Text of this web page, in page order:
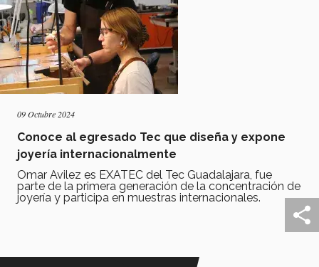
09 Octubre 2024
Conoce al egresado Tec que diseña y expone
joyería internacionalmente
Omar Avilez es EXATEC del Tec Guadalajara, fue
parte de la primera generación de la concentración de
joyería y participa en muestras internacionales.